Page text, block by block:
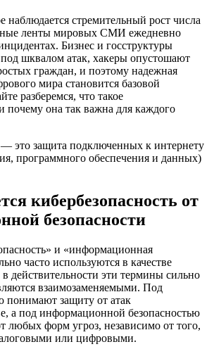
стремительный рост числа
ленты мировых СМИ ежедневно
Бизнес и госструктуры
шквалом атак, хакеры опустошают
граждан, и поэтому надежная
мира становится базовой
разберемся, что такое
почему она так важна для каждого
— это защита подключенных к интернету
программного обеспечения и данных)
кибербезопасность от
безопасности
и «информационная
часто используются в качестве
действительности эти термины сильно
взаимозаменяемыми. Под
понимают защиту от атак
а под информационной безопасностью
форм угроз, независимо от того,
или цифровыми.